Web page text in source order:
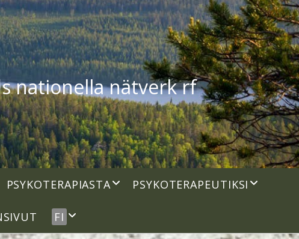
nationella nätverk rf
PSYKOTERAPIASTAopen
dropdown
PSYKOTERAPEUTIKSI open
FI open
menu